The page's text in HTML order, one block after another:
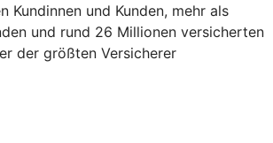
Kundinnen und Kunden, mehr als
und rund 26 Millionen versicherten
der größten Versicherer